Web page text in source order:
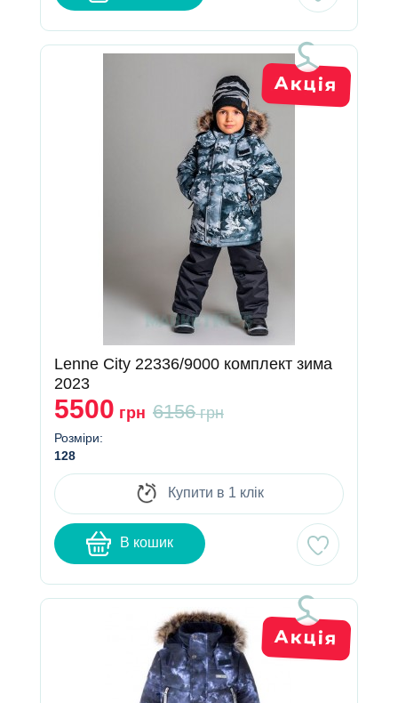
Lenne City 22336/9000 комплект зима
2023
5500 грн 6156грн
Розміри:
128
Купити в 1 клік
В кошик